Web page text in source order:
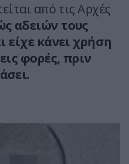
από τις Αρχές
αδειών τους
είχε κάνει χρήση
φορές, πριν